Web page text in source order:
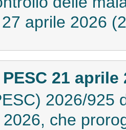
aprile 2026
PESC 21 aprile
2026/925
che